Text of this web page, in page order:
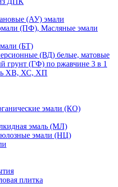
(АУ) эмали
(ПФ), Масляные эмали
(БТ)
(ВД) белые, матовые
грунт (ГФ) по ржавчине 3 в 1
ХВ, ХС, ХП
эмали (КО)
эмаль (МЛ)
эмали (НЦ)
плитка